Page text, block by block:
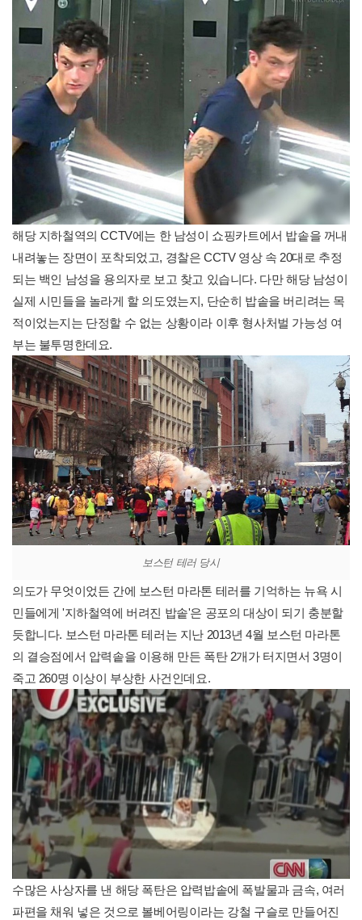
해당 지하철역의 CCTV에는 한 남성이 쇼핑카트에서 밥솥을 꺼내
내려놓는 장면이 포착되었고, 경찰은 CCTV 영상 속 20대로 추정
되는 백인 남성을 용의자로 보고 찾고 있습니다. 다만 해당 남성이
실제 시민들을 놀라게 할 의도였는지, 단순히 밥솥을 버리려는 목
적이었는지는 단정할 수 없는 상황이라 이후 형사처벌 가능성 여
부는 불투명한데요.
보스턴 테러 당시
의도가 무엇이었든 간에 보스턴 마라톤 테러를 기억하는 뉴욕 시
민들에게 '지하철역에 버려진 밥솥'은 공포의 대상이 되기 충분할
듯합니다. 보스턴 마라톤 테러는 지난 2013년 4월 보스턴 마라톤
의 결승점에서 압력솥을 이용해 만든 폭탄 2개가 터지면서 3명이
죽고 260명 이상이 부상한 사건인데요.
수많은 사상자를 낸 해당 폭탄은 압력밥솥에 폭발물과 금속, 여러
파편을 채워 넣은 것으로 볼베어링이라는 강철 구슬로 만들어진